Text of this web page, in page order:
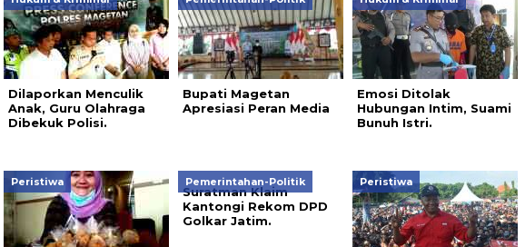
Dilaporkan Menculik
Anak, Guru Olahraga
Dibekuk Polisi.
Bupati Magetan
Apresiasi Peran Media
Emosi Ditolak
Hubungan Intim, Suami
Bunuh Istri.
Peristiwa Pemerintahan-Politik
Suratman Klaim
Kantongi Rekom DPD
Golkar Jatim.
Peristiwa